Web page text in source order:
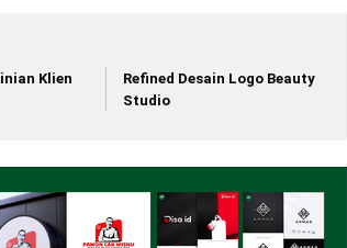
Klien
Refined Desain Logo Beauty
Studio